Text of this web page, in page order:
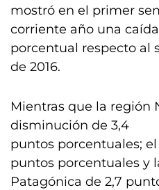
mostró en el primer
corriente año una
porcentual respecto al
de 2016.
Mientras que la región
disminución de 3,4
puntos porcentuales;
puntos porcentuales y
Patagónica de 2,7